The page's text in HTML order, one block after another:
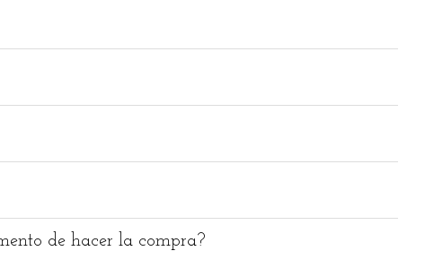
de hacer la compra?